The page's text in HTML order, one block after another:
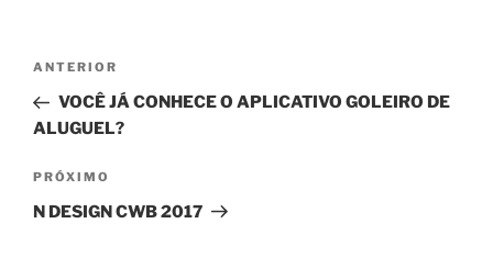
Navegação
Post
Post
anterior
ANTERIOR
VOCÊ JÁ CONHECE O APLICATIVO GOLEIRO DE
ALUGUEL?
Próximo
post
PRÓXIMO
N DESIGN CWB 2017